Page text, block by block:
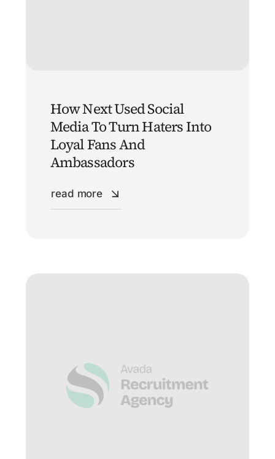
How Next Used Social
Media To Turn Haters Into
Loyal Fans And
Ambassadors
read more